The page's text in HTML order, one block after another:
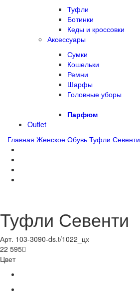
Туфли
Ботинки
Кеды и кроссовки
Аксессуары
Сумки
Кошельки
Ремни
Шарфы
Головные уборы
Парфюм
Outlet
Главная Женское Обувь Туфли Севенти
Туфли Севенти
Арт. 103-3090-ds.t/1022_цх
22 595
Цвет